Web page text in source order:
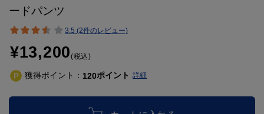
ードパンツ
3.5 (2件のレビュー)
¥13,200(税込)
獲得ポイント： 120ポイント 詳細